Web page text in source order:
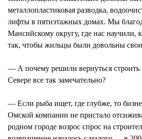
металлопластиковая разводка,
лифты в пятиэтажных домах. Мы
Мансийскому округу, где нас научили,
так, чтобы жильцы были довольны
— А почему решили вернуться строить
Севере все так замечательно?
— Если рыба ищет, где глубже, то
Омской компании не пристало
родном городе возрос спрос на